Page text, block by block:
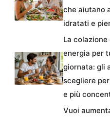
che aiutano
idratati e
La colazione
energia per
giornata: gli
scegliere
e più
Vuoi